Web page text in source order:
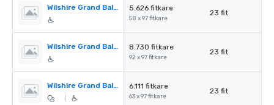
Wilshire Grand Ballroom I 5.626 fitkare
58 x 97 fitkare
23 fit
Wilshire Grand Ballroom II 8.730 fitkare
92 x 97 fitkare
23 fit
Wilshire Grand Ballroom III 6.111 fitkare
63 x 97 fitkare
23 fit